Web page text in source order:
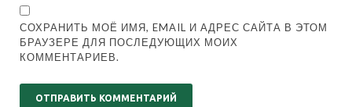
СОХРАНИТЬ МОЁ ИМЯ, EMAIL И АДРЕС САЙТА В ЭТОМ
БРАУЗЕРЕ ДЛЯ ПОСЛЕДУЮЩИХ МОИХ
КОММЕНТАРИЕВ.